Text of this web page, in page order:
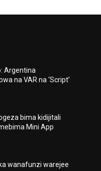
Argentina
na VAR na ‘Script’
bima kidijitali
Mini App
wanafunzi warejee